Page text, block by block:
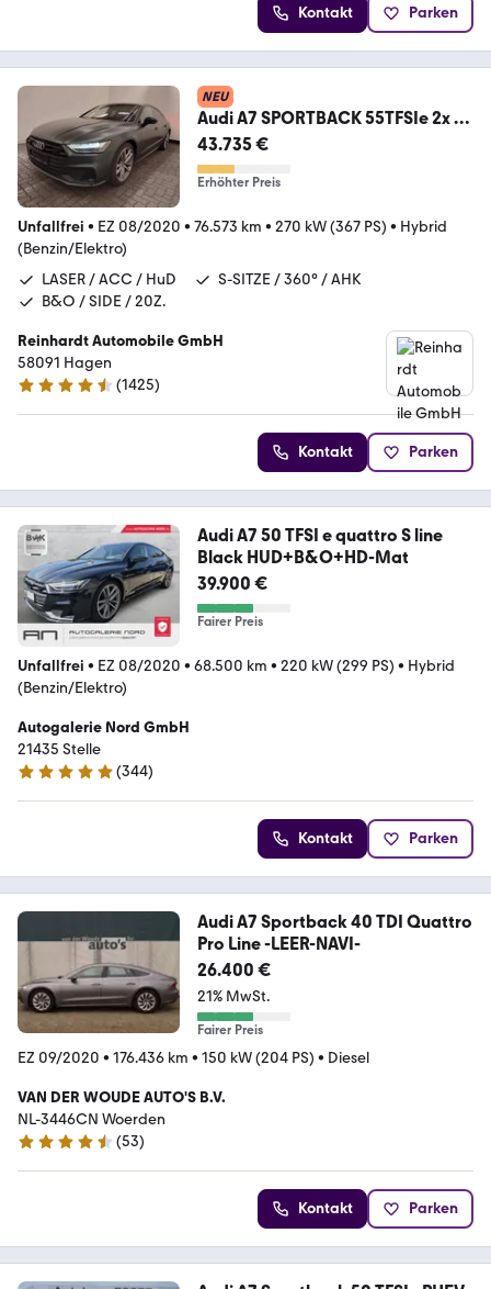
Kontakt Parken
NEU
Audi A7 SPORTBACK 55TFSIe 2x S
LINE BLACK LSR/S-SITZE
43.735 €
Erhöhter Preis
Unfallfrei • EZ 08/2020 • 76.573 km • 270 kW (367 PS) • Hybrid
(Benzin/Elektro)
LASER / ACC / HuD
S-SITZE / 360° / AHK
B&O / SIDE / 20Z.
Reinhardt Automobile GmbH
58091 Hagen
4.7 Sterne
(1425)
Kontakt Parken
Audi A7 50 TFSI e quattro S line
Black HUD+B&O+HD-Mat
39.900 €
Fairer Preis
Unfallfrei • EZ 08/2020 • 68.500 km • 220 kW (299 PS) • Hybrid
(Benzin/Elektro)
Autogalerie Nord GmbH
21435 Stelle
4.8 Sterne
(344)
Kontakt Parken
Audi A7 Sportback 40 TDI Quattro
Pro Line -LEER-NAVI-
26.400 €
21% MwSt.
Fairer Preis
EZ 09/2020 • 176.436 km • 150 kW (204 PS) • Diesel
VAN DER WOUDE AUTO'S B.V.
NL-3446CN Woerden
4.6 Sterne
(53)
Kontakt Parken